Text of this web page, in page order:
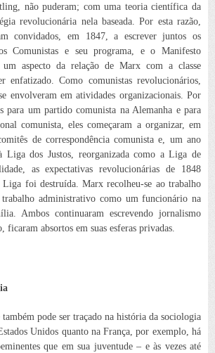
, não puderam; com uma teoria científica da
revolucionária nela baseada. Por esta razão,
convidados, em 1847, a escrever juntos os
Comunistas e seu programa, e o Manifesto
um aspecto da relação de Marx com a classe
enfatizado. Como comunistas revolucionários,
envolveram em atividades organizacionais. Por
para um partido comunista na Alemanha e para
comunista, eles começaram a organizar, em
de correspondência comunista e, um ano
Liga dos Justos, reorganizada como a Liga de
as expectativas revolucionárias de 1848
Liga foi destruída. Marx recolheu-se ao trabalho
administrativo como um funcionário na
Ambos continuaram escrevendo jornalismo
ficaram absortos em suas esferas privadas.
pode ser traçado na história da sociologia
Unidos quanto na França, por exemplo, há
que em sua juventude – e às vezes até